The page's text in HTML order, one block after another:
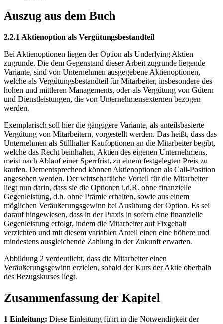
Auszug aus dem Buch
2.2.1 Aktienoption als Vergütungsbestandteil
Bei Aktienoptionen liegen der Option als Underlying Aktien
zugrunde. Die dem Gegenstand dieser Arbeit zugrunde liegende
Variante, sind von Unternehmen ausgegebene Aktienoptionen,
welche als Vergütungsbestandteil für Mitarbeiter, insbesondere des
hohen und mittleren Managements, oder als Vergütung von Gütern
und Dienstleistungen, die von Unternehmensexternen bezogen
werden.
Exemplarisch soll hier die gängigere Variante, als anteilsbasierte
Vergütung von Mitarbeitern, vorgestellt werden. Das heißt, dass das
Unternehmen als Stillhalter Kaufoptionen an die Mitarbeiter begibt,
welche das Recht beinhalten, Aktien des eigenen Unternehmens,
meist nach Ablauf einer Sperrfrist, zu einem festgelegten Preis zu
kaufen. Dementsprechend können Aktienoptionen als Call-Position
angesehen werden. Der wirtschaftliche Vorteil für die Mitarbeiter
liegt nun darin, dass sie die Optionen i.d.R. ohne finanzielle
Gegenleistung, d.h. ohne Prämie erhalten, sowie aus einem
möglichen Veräußerungsgewinn bei Ausübung der Option. Es sei
darauf hingewiesen, dass in der Praxis in sofern eine finanzielle
Gegenleistung erfolgt, indem die Mitarbeiter auf Fixgehalt
verzichten und mit diesem variablen Anteil einen eine höhere und
mindestens ausgleichende Zahlung in der Zukunft erwarten.
Abbildung 2 verdeutlicht, dass die Mitarbeiter einen
Veräußerungsgewinn erzielen, sobald der Kurs der Aktie oberhalb
des Bezugskurses liegt.
Zusammenfassung der Kapitel
1 Einleitung: Diese Einleitung führt in die Notwendigkeit der